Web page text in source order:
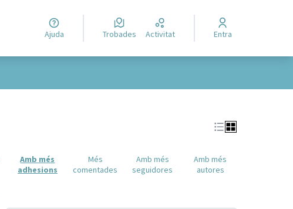
Ajuda Trobades Activitat Entra
Amb més
adhesions
Més
comentades
Amb més
seguidores
Amb més
autores